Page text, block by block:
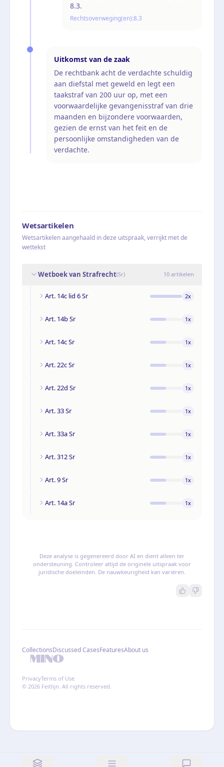
8.3.
Rechtsoverweging(en):8.3
Uitkomst van de zaak
De rechtbank acht de verdachte schuldig
aan diefstal met geweld en legt een
taakstraf van 200 uur op, met een
voorwaardelijke gevangenisstraf van drie
maanden en bijzondere voorwaarden,
gezien de ernst van het feit en de
persoonlijke omstandigheden van de
verdachte.
Wetsartikelen
Wetsartikelen aangehaald in deze uitspraak, verrijkt met de
wettekst
Wetboek van Strafrecht(Sr) 10 artikelen
Art. 14c lid 6 Sr 2x
Art. 14b Sr 1x
Art. 14c Sr 1x
Art. 22c Sr 1x
Art. 22d Sr 1x
Art. 33 Sr 1x
Art. 33a Sr 1x
Art. 312 Sr 1x
Art. 9 Sr 1x
Art. 14a Sr 1x
Deze analyse is gegenereerd door AI en dient alleen ter
ondersteuning. Controleer altijd de originele uitspraak voor
juridische doeleinden. De nauwkeurigheid kan variëren.
CollectionsDiscussed CasesFeaturesAbout us
PrivacyTerms of Use
© 2026 Feitlijn. All rights reserved.